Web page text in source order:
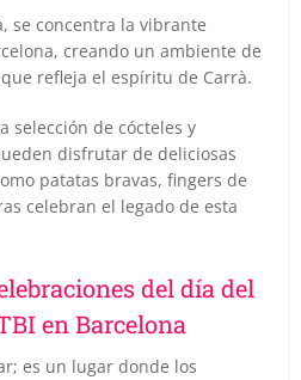
se concentra la vibrante
creando un ambiente de
refleja el espíritu de Carrà.
selección de cócteles y
disfrutar de deliciosas
patatas bravas, fingers de
celebran el legado de esta
del día del
en Barcelona
es un lugar donde los